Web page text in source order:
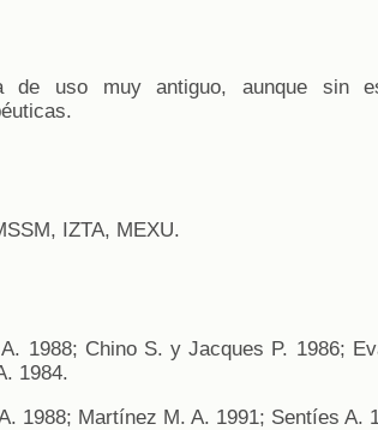
de uso muy antiguo, aunque sin
IZTA, MEXU.
1988; Chino S. y Jacques P. 1986;
1984.
1988; Martínez M. A. 1991; Sentíes A.